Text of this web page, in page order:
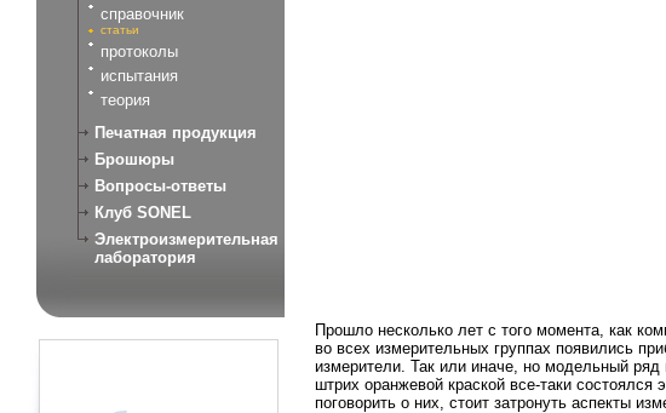
справочник
статьи
протоколы
испытания
теория
Печатная продукция
Брошюры
Вопросы-ответы
Клуб SONEL
Электроизмерительная
лаборатория
Прошло несколько лет с того момента, как
во всех измерительных группах появились
измерители. Так или иначе, но модельный
штрих оранжевой краской все-таки
поговорить о них, стоит затронуть аспекты